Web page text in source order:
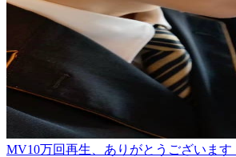
MV10万回再生、ありがとうございま